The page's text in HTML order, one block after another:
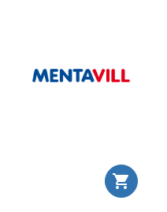
shopping_cart